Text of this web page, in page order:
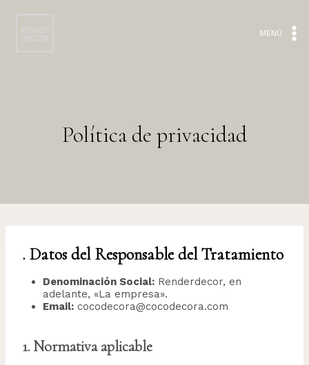
MENÚ
Política de privacidad
. Datos del Responsable del Tratamiento
Denominación Social: Renderdecor, en
adelante, «La empresa».
Email: cocodecora@cocodecora.com
1. Normativa aplicable